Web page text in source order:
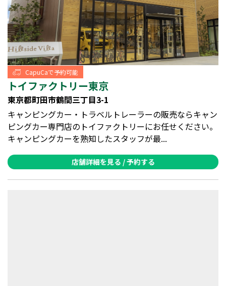
CapuCaで予約可能
トイファクトリー東京
東京都町田市鶴間三丁目3-1
キャンピングカー・トラベルトレーラーの販売ならキャン
ピングカー専門店のトイファクトリーにお任せください。
キャンピングカーを熟知したスタッフが最...
店舗詳細を見る / 予約する